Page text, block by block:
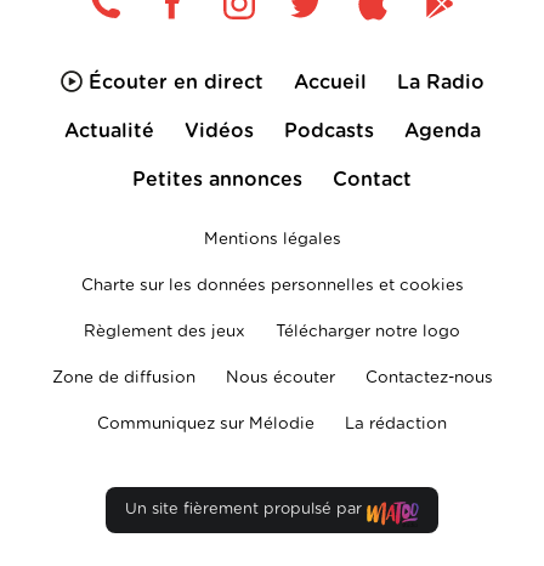
Écouter en direct Accueil La Radio
Actualité Vidéos Podcasts Agenda
Petites annonces Contact
Mentions légales
Charte sur les données personnelles et cookies
Règlement des jeux Télécharger notre logo
Zone de diffusion Nous écouter Contactez-nous
Communiquez sur Mélodie La rédaction
Un site fièrement propulsé par